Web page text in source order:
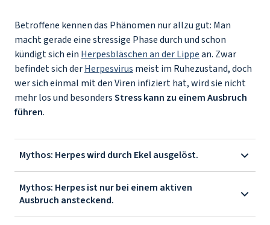
Betroffene kennen das Phänomen nur allzu gut: Man
macht gerade eine stressige Phase durch und schon
kündigt sich ein Herpesbläschen an der Lippean. Zwar
befindet sich derHerpesvirus meist im Ruhezustand, doch
wer sich einmal mit den Viren infiziert hat, wird sie nicht
mehr los und besondersStress kann zu einem Ausbruch
führen.
Mythos: Herpes wird durch Ekel ausgelöst.
Mythos: Herpes ist nur bei einem aktiven
Ausbruch ansteckend.